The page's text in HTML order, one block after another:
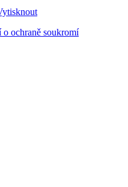
o ochraně soukromí